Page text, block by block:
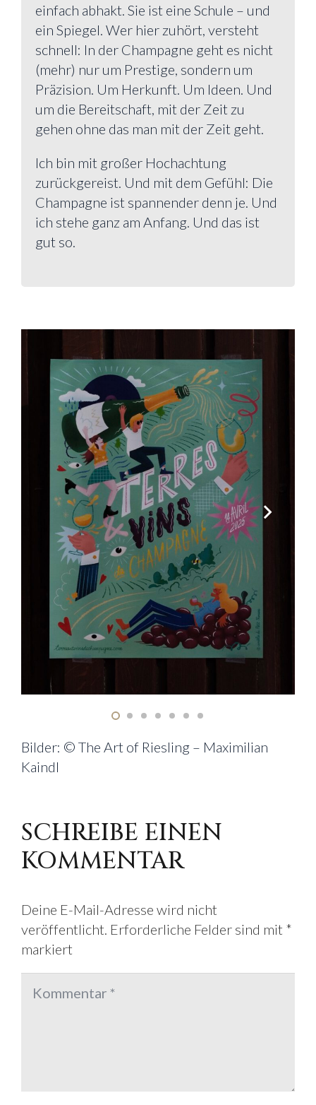
einfach abhakt. Sie ist eine Schule – und
ein Spiegel. Wer hier zuhört, versteht
schnell: In der Champagne geht es nicht
(mehr) nur um Prestige, sondern um
Präzision. Um Herkunft. Um Ideen. Und
um die Bereitschaft, mit der Zeit zu
gehen ohne das man mit der Zeit geht.
Ich bin mit großer Hochachtung
zurückgereist. Und mit dem Gefühl: Die
Champagne ist spannender denn je. Und
ich stehe ganz am Anfang. Und das ist
gut so.
Bilder: © The Art of Riesling – Maximilian
Kaindl
SCHREIBE EINEN
KOMMENTAR
Deine E-Mail-Adresse wird nicht
veröffentlicht. Erforderliche Felder sind mit *
markiert